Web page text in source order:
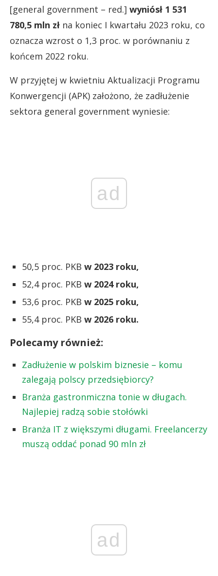
[general government – red.] wyniósł 1 531
780,5 mln zł na koniec I kwartału 2023 roku, co
oznacza wzrost o 1,3 proc. w porównaniu z
końcem 2022 roku.
W przyjętej w kwietniu Aktualizacji Programu
Konwergencji (APK) założono, że zadłużenie
sektora general government wyniesie:
ad
50,5 proc. PKB w 2023 roku,
52,4 proc. PKB w 2024 roku,
53,6 proc. PKB w 2025 roku,
55,4 proc. PKB w 2026 roku.
Polecamy również:
Zadłużenie w polskim biznesie – komu
zalegają polscy przedsiębiorcy?
Branża gastronmiczna tonie w długach.
Najlepiej radzą sobie stołówki
Branża IT z większymi długami. Freelancerzy
muszą oddać ponad 90 mln zł
ad